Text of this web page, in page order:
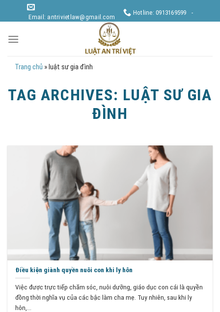
Email: antrivietlaw@gmail.com
Hotline: 0913169599 -
Trang chủ »luật sư gia đình
TAG ARCHIVES: LUẬT SƯ GIA
ĐÌNH
Điều kiện giành quyền nuôi con khi ly hôn
Việc được trực tiếp chăm sóc, nuôi dưỡng, giáo dục con cái là quyền
đồng thời nghĩa vụ của các bậc làm cha mẹ. Tuy nhiên, sau khi ly
hôn,...